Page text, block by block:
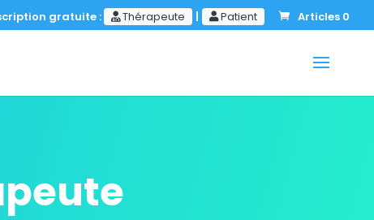
gratuite : Thérapeute | Patient Articles 0